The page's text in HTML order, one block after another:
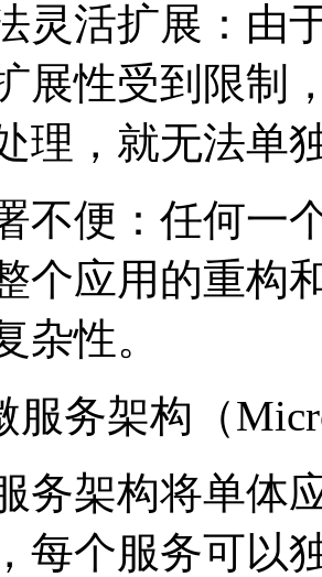
灵活扩展：由
展性受到限制
理，就无法单
不便：任何一
个应用的重构
杂性。
服务架构（
务架构将单体
每个服务可以